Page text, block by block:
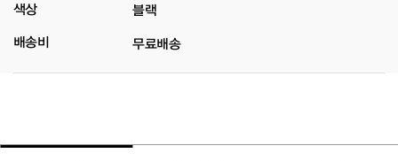
색상 블랙
배송비 무료배송